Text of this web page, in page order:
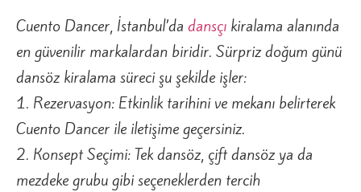
Cuento Dancer, İstanbul’da dansçı kiralama alanında
en güvenilir markalardan biridir. Sürpriz doğum günü
dansöz kiralama süreci şu şekilde işler:
1. Rezervasyon: Etkinlik tarihini ve mekanı belirterek
Cuento Dancer ile iletişime geçersiniz.
2. Konsept Seçimi: Tek dansöz, çift dansöz ya da
mezdeke grubu gibi seçeneklerden tercih